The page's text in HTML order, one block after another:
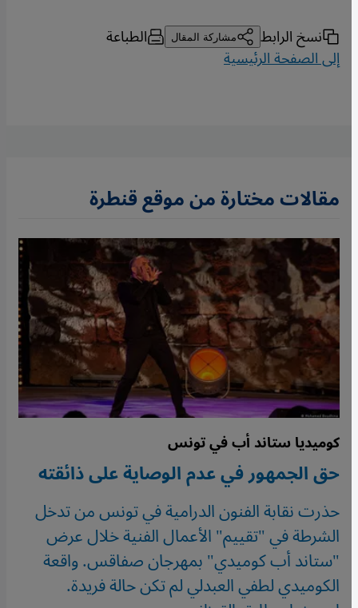
نسخ الرابط مشاركة المقال الطباعة
إلى الصفحة الرئيسية
مقالات مختارة من موقع قنطرة
كوميديا ستاند أب في تونس
حق الجمهور في عدم الوصاية على ذائقته
حذرت نقابة الفنون الدرامية في تونس من تدخل
الشرطة في "تقييم" الأعمال الفنية خلال عرض
"ستاند أب كوميدي" بمهرجان صفاقس. واقعة
الكوميدي لطفي العبدلي لم تكن حالة فريدة.